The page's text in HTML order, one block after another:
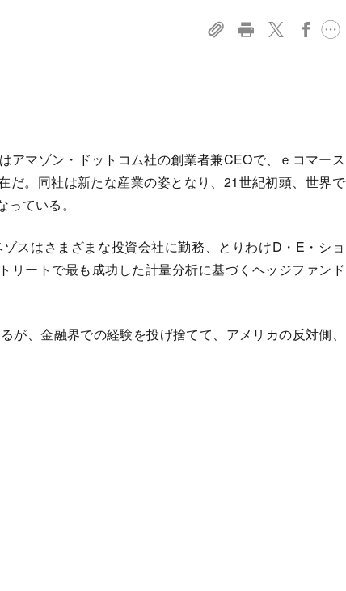
アマゾン・ドットコム社の創業者兼CEOで、ｅコマース
だ。同社は新たな産業の姿となり、21世紀初頭、世界で
ている。
スはさまざまな投資会社に勤務、とりわけD・E・ショ
リートで最も成功した計量分析に基づくヘッジファンド
、金融界での経験を投げ捨てて、アメリカの反対側、